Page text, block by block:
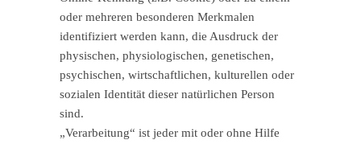
oder mehreren besonderen Merkmalen
identifiziert werden kann, die Ausdruck der
physischen, physiologischen, genetischen,
psychischen, wirtschaftlichen, kulturellen oder
sozialen Identität dieser natürlichen Person
sind.
„Verarbeitung“ ist jeder mit oder ohne Hilfe